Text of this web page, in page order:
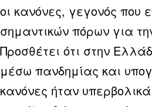
οι κανόνες, γεγονός που
σημαντικών πόρων για
Προσθέτει ότι στην
μέσω πανδημίας και
κανόνες ήταν